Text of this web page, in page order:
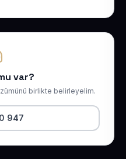
var?
birlikte belirleyelim.
947